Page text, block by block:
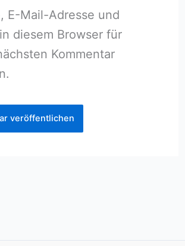
E-Mail-Adresse und
diesem Browser für
Kommentar